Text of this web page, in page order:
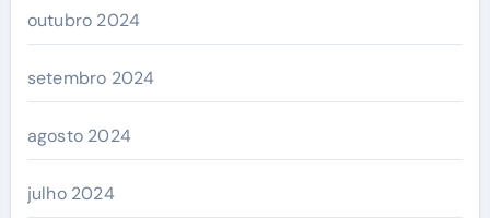
outubro 2024
setembro 2024
agosto 2024
julho 2024